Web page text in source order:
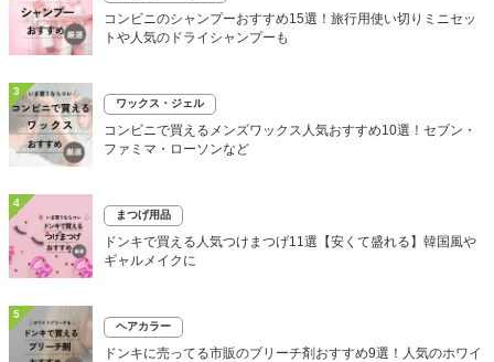
コンビニのシャンプーおすすめ15選！旅行用使い切りミニセッ
トや人気のドライシャンプーも
3
ワックス・ジェル
コンビニで買えるメンズワックス人気おすすめ10選！セブン・
ファミマ・ローソンなど
4
まつげ用品
ドンキで買える人気つけまつげ11選【安くて盛れる】韓国風や
ギャルメイクに
5
ヘアカラー
ドンキに売ってる市販のブリーチ剤おすすめ9選！人気のホワイ